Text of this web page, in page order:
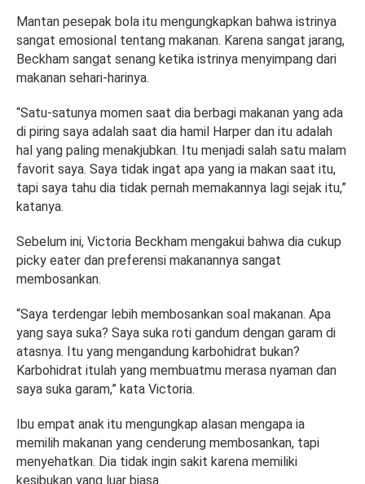
Mantan pesepak bola itu mengungkapkan bahwa istrinya
sangat emosional tentang makanan. Karena sangat jarang,
Beckham sangat senang ketika istrinya menyimpang dari
makanan sehari-harinya.
“Satu-satunya momen saat dia berbagi makanan yang ada
di piring saya adalah saat dia hamil Harper dan itu adalah
hal yang paling menakjubkan. Itu menjadi salah satu malam
favorit saya. Saya tidak ingat apa yang ia makan saat itu,
tapi saya tahu dia tidak pernah memakannya lagi sejak itu,”
katanya.
Sebelum ini, Victoria Beckham mengakui bahwa dia cukup
picky eater dan preferensi makanannya sangat
membosankan.
“Saya terdengar lebih membosankan soal makanan. Apa
yang saya suka? Saya suka roti gandum dengan garam di
atasnya. Itu yang mengandung karbohidrat bukan?
Karbohidrat itulah yang membuatmu merasa nyaman dan
saya suka garam,” kata Victoria.
Ibu empat anak itu mengungkap alasan mengapa ia
memilih makanan yang cenderung membosankan, tapi
menyehatkan. Dia tidak ingin sakit karena memiliki
kesibukan yang luar biasa.